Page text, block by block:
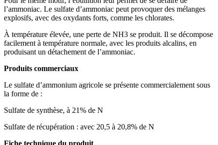
l’ammoniac. Le sulfate d’ammoniac peut provoquer des mélanges
explosifs, avec des oxydants forts, comme les chlorates.
À température élevée, une perte de NH3 se produit. Il se décompose
facilement à température normale, avec les produits alcalins, en
produisant un détachement de l’ammoniac.
Produits commerciaux
Le sulfate d’ammonium agricole se présente commercialement sous
la forme de :
Sulfate de synthèse, à 21% de N
Sulfate de récupération : avec 20,5 à 20,8% de N
Fiche technique du produit